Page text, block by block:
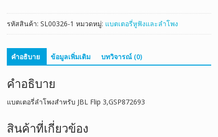
รหัสสินค้า: SL00326-1 หมวดหมู่: แบตเตอรี่หูฟังและลำโพง
คำอธิบาย ข้อมูลเพิ่มเติม บทวิจารณ์ (0)
คำอธิบาย
แบตเตอรี่ลำโพงสำหรับ JBL Flip 3,GSP872693
สินค้าที่เกี่ยวข้อง